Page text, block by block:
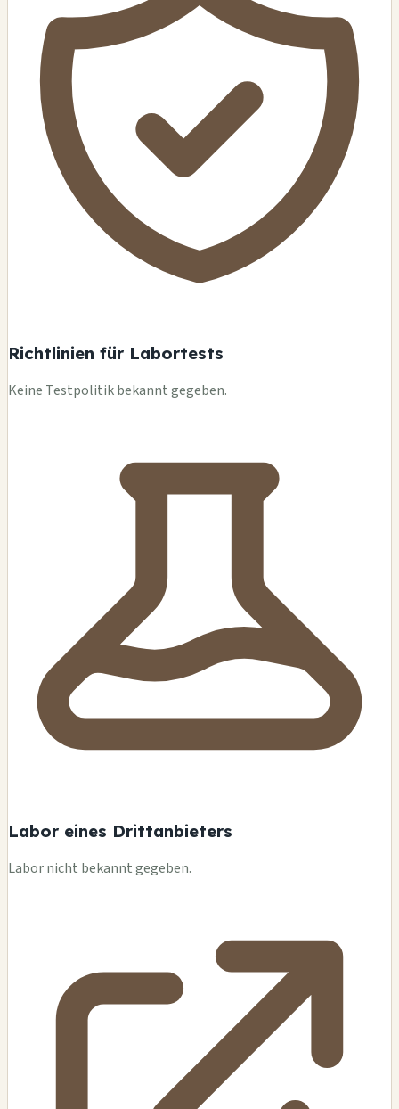
Richtlinien für Labortests
Keine Testpolitik bekannt gegeben.
Labor eines Drittanbieters
Labor nicht bekannt gegeben.